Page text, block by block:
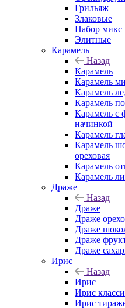
Грильяж
Злаковые
Набор микс
Элитные
Карамель
Назад
Карамель
Карамель
Карамель
Карамель
Карамель с
начинкой
Карамель
Карамель
ореховая
Карамель
Карамель
Драже
Назад
Драже
Драже
Драже
Драже
Драже
Ирис
Назад
Ирис
Ирис
Ирис